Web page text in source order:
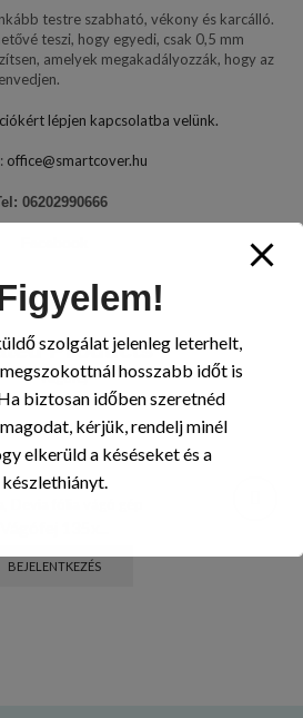
testre szabható, vékony és karcálló.
teszi, hogy egyedi, csak 0,5 mm
amelyek megakadályozzák, hogy az
lépjen kapcsolatba velünk.
office@smartcover.hu
06202990666
Products
BEJELENTKEZÉS
szolgálat jelenleg leterhelt,
hosszabb időt is
biztosan időben szeretnéd
kérjük, rendelj minél
elkerüld a késéseket és a
készlethiányt.